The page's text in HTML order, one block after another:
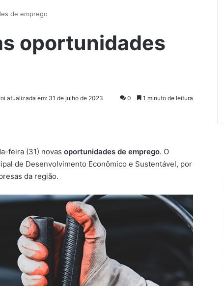
de emprego
oportunidades
atualizada em: 31 de julho de 2023 0 1 minuto de leitura
feira (31) novas oportunidades de emprego. O
de Desenvolvimento Econômico e Sustentável, por
da região.